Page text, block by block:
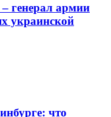
генерал армии
украинской
что